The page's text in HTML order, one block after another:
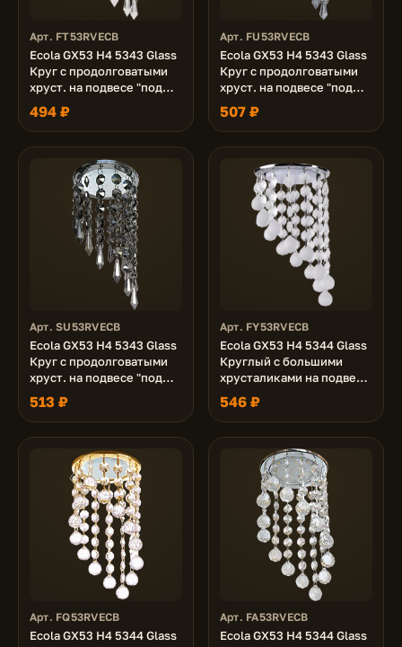
Арт. FT53RVECB
Ecola GX53 H4 5343 Glass
Круг с продолговатыми
хруст. на подвесе "под
скос" Прозрачный / Хром
240x110 (к+)
494 ₽
Арт. FU53RVECB
Ecola GX53 H4 5343 Glass
Круг с продолговатыми
хруст. на подвесе "под
скос" Тонированный /
Золото 240x110 (к+)
507 ₽
Арт. SU53RVECB
Ecola GX53 H4 5343 Glass
Круг с продолговатыми
хруст. на подвесе "под
скос" Тонированный /
Хром 240x110 (к+)
513 ₽
Арт. FY53RVECB
Ecola GX53 H4 5344 Glass
Круглый с большими
хрусталиками на подвесе
"под скос" Матовый /
Хром 225x110 (к+)
546 ₽
Арт. FQ53RVECB
Ecola GX53 H4 5344 Glass
Арт. FA53RVECB
Ecola GX53 H4 5344 Glass